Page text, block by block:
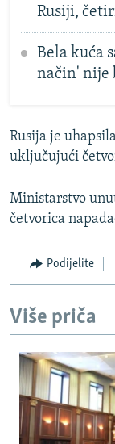
Rusiji,
Bela kuća
način' nije
Rusija je
uključujući
Ministarstvo
četvorica
Podijelite
Više priča